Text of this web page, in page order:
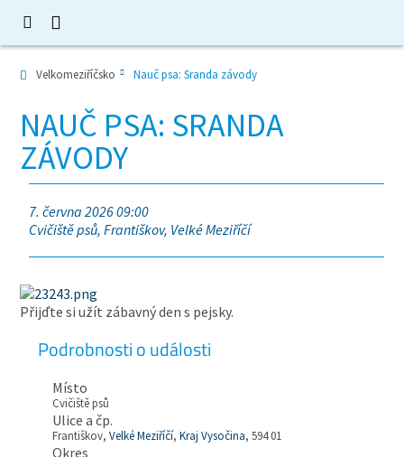
Velkomeziříčsko Nauč psa: Sranda závody
NAUČ PSA: SRANDA
ZÁVODY
7. června 2026 09:00
Cvičiště psů, Františkov, Velké Meziříčí
Přijďte si užít zábavný den s pejsky.
Podrobnosti o události
Místo
Cvičiště psů
Ulice a čp.
Františkov,Velké Meziříčí,Kraj Vysočina, 594 01
Okres